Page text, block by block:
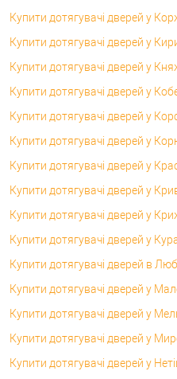
Купити дотягувачі дверей у
Купити дотягувачі дверей у
Купити дотягувачі дверей у
Купити дотягувачі дверей у
Купити дотягувачі дверей у
Купити дотягувачі дверей у
Купити дотягувачі дверей у
Купити дотягувачі дверей у
Купити дотягувачі дверей у
Купити дотягувачі дверей у
Купити дотягувачі дверей в
Купити дотягувачі дверей у
Купити дотягувачі дверей у
Купити дотягувачі дверей у
Купити дотягувачі дверей у